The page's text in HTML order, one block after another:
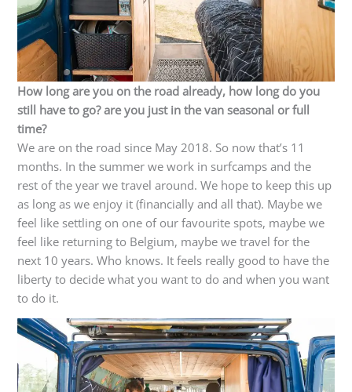
How long are you on the road already, how long do you
still have to go? are you just in the van seasonal or full
time?
We are on the road since May 2018. So now that’s 11
months. In the summer we work in surfcamps and the
rest of the year we travel around. We hope to keep this up
as long as we enjoy it (financially and all that). Maybe we
feel like settling on one of our favourite spots, maybe we
feel like returning to Belgium, maybe we travel for the
next 10 years. Who knows. It feels really good to have the
liberty to decide what you want to do and when you want
to do it.